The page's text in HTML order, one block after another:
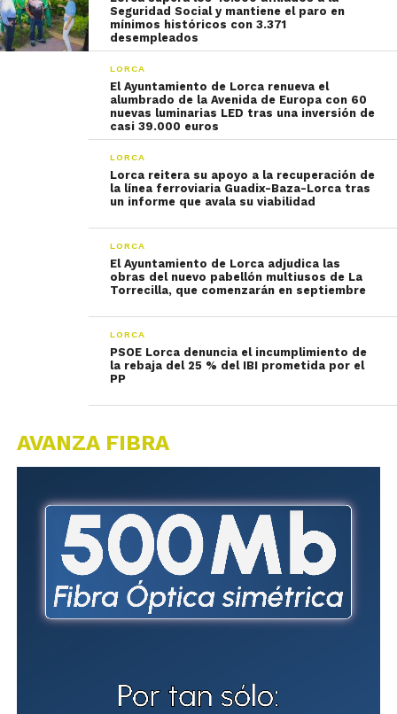
Seguridad Social y mantiene el paro en
mínimos históricos con 3.371
desempleados
LORCA
El Ayuntamiento de Lorca renueva el
alumbrado de la Avenida de Europa con 60
nuevas luminarias LED tras una inversión de
casi 39.000 euros
LORCA
Lorca reitera su apoyo a la recuperación de
la línea ferroviaria Guadix-Baza-Lorca tras
un informe que avala su viabilidad
LORCA
El Ayuntamiento de Lorca adjudica las
obras del nuevo pabellón multiusos de La
Torrecilla, que comenzarán en septiembre
LORCA
PSOE Lorca denuncia el incumplimiento de
la rebaja del 25 % del IBI prometida por el
PP
AVANZA FIBRA